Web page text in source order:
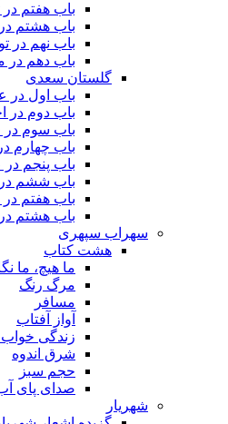
باب هفتم در
باب هشتم
باب نهم در
باب دهم در
گلستان سعدی
باب اول در
باب دوم در
باب سوم
باب چهارم
باب پنجم
باب ششم در
باب هفتم در
باب هشتم
سهراب سپهری
هشت کتاب
ما هیچ، ما
مرگ رنگ
مسافر
آواز آفتاب
زندگی خواب
شرق اندوه
حجم سبز
صدای پای
شهریار